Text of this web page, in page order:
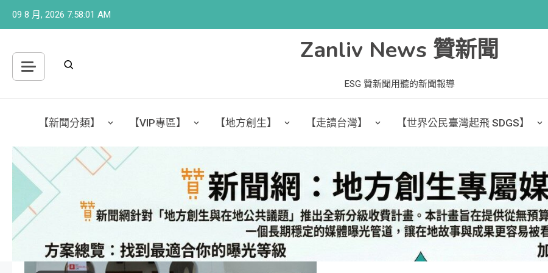
09 8 月, 2026 7:58:03 AM
Zanliv News 贊新聞
ESG 贊新聞用聽的新聞報導
【新聞分類】 【VIP專區】 【地方創生】 【走讀台灣】 【世界公民臺灣起飛 SDGS】